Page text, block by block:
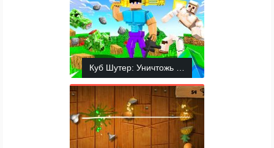
Куб Шутер: Уничтожь Всех